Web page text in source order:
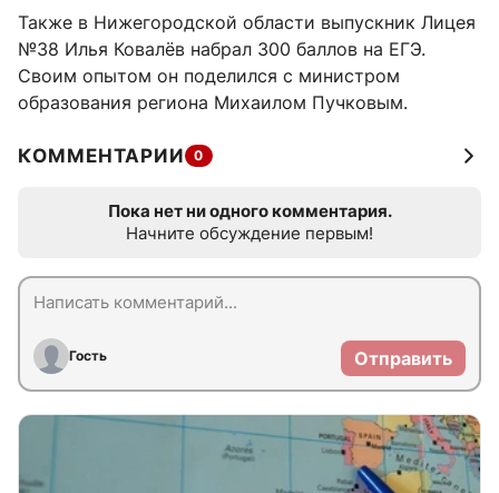
Также в Нижегородской области выпускник Лицея
№38 Илья Ковалёв набрал 300 баллов на ЕГЭ.
Своим опытом он поделился с министром
образования региона Михаилом Пучковым.
КОММЕНТАРИИ 0
Пока нет ни одного комментария.
Начните обсуждение первым!
Гость Отправить